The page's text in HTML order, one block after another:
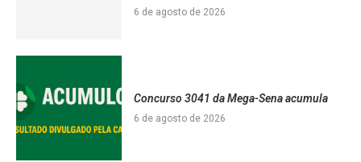
6 de agosto de 2026
Concurso 3041 da Mega-Sena acumula
6 de agosto de 2026